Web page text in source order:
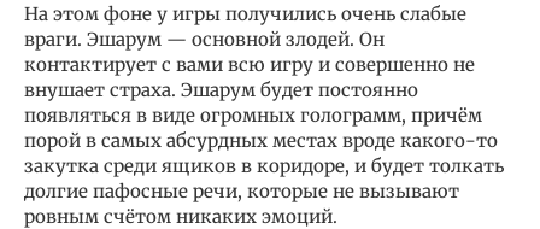
На этом фоне у игры получились очень слабые
враги. Эшарум — основной злодей. Он
контактирует с вами всю игру и совершенно не
внушает страха. Эшарум будет постоянно
появляться в виде огромных голограмм, причём
порой в самых абсурдных местах вроде какого-то
закутка среди ящиков в коридоре, и будет толкать
долгие пафосные речи, которые не вызывают
ровным счётом никаких эмоций.